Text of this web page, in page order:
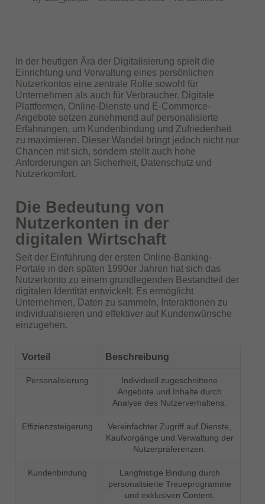
In der heutigen Ära der Digitalisierung spielt die
Einrichtung und Verwaltung eines persönlichen
Nutzerkontos eine zentrale Rolle sowohl für
Unternehmen als auch für Verbraucher. Digitale
Plattformen, Online-Dienste und E-Commerce-
Angebote setzen zunehmend auf personalisierte
Erfahrungen, um Kundenbindung und Zufriedenheit
zu maximieren. Dieser Wandel bringt jedoch nicht nur
Chancen mit sich, sondern stellt auch hohe
Anforderungen an Sicherheit, Datenschutz und
Nutzerkomfort.
Die Bedeutung von
Nutzerkonten in der
digitalen Wirtschaft
Seit der Einführung der ersten Online-Banking-
Portale in den späten 1990er Jahren hat sich das
Nutzerkonto zu einem grundlegenden Bestandteil der
digitalen Identität entwickelt. Es ermöglicht
Unternehmen, Daten zu sammeln, Interaktionen zu
individualisieren und effektiver auf Kundenwünsche
einzugehen.
Vorteil Beschreibung
Personalisierung
Individuell zugeschnittene
Angebote und Inhalte durch
Analyse des Nutzerverhaltens.
Effizienzsteigerung
Vereinfachter Zugriff auf Dienste,
Kaufvorgänge und Verwaltung der
Nutzerpräferenzen.
Kundenbindung
Langfristige Bindung durch
personalisierte Treueprogramme
und exklusiven Content.